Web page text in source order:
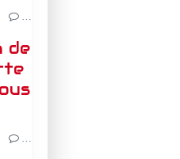
…
de
…